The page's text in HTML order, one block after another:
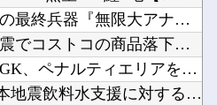
【ラブライブ！】みらぱラジオ、ガチホモ他
スマホって普及して20年くらい経つのに「落とすだけで割れる」問題いつまでもクリアできてない...
【にじさんじ】梢桃音、映画ちいかわ感想＆考察会＆平和的解決RTA！なんか道徳の授業みたい他
【朗報】 ソシャゲ本気の最終兵器『無限大アナンタ』遂にサービ...
【倉庫型陳列】 熊本地震でコストコの商品落下「重く受け止めて...
【海外の反応】 南アのGK、ペナルティエリアを壮大に勘違いし...
韓国人「大韓航空の熊本地震飲料水支援に対する日本人の反応をご...